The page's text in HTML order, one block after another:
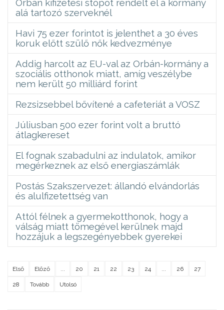
Orbán kifizetési stopot rendelt el a kormány
alá tartozó szerveknél
Havi 75 ezer forintot is jelenthet a 30 éves
koruk előtt szülő nők kedvezménye
Addig harcolt az EU-val az Orbán-kormány a
szociális otthonok miatt, amíg veszélybe
nem került 50 milliárd forint
Rezsizsebbel bővítené a cafeteriát a VOSZ
Júliusban 500 ezer forint volt a bruttó
átlagkereset
El fognak szabadulni az indulatok, amikor
megérkeznek az első energiaszámlák
Postás Szakszervezet: állandó elvándorlás
és alulfizetettség van
Attól félnek a gyermekotthonok, hogy a
válság miatt tömegével kerülnek majd
hozzájuk a legszegényebbek gyerekei
Első Előző 20 21 22 23 24 26 27
28 Tovább Utolsó